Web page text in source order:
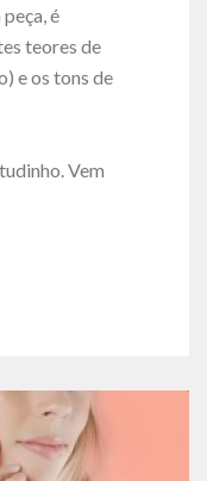
é
teores de
e os tons de
Vem